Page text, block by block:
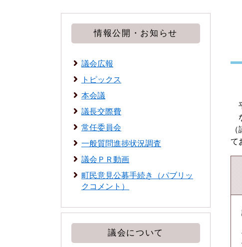
て
情報公開・お知らせ
議会広報
トピックス
本会議
議長交際費
常任委員会
一般質問進捗状況調査
議会ＰＲ動画
町民意見公募手続き（パブリッ
クコメント）
議会について